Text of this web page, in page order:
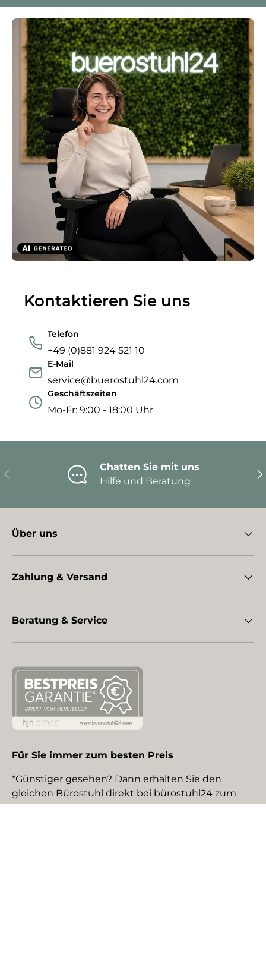
Kontaktieren Sie uns
Telefon
+49 (0)881 924 521 10
E-Mail
service@buerostuhl24.com
Geschäftszeiten
Mo-Fr: 9:00 - 18:00 Uhr
Vorherige
Chatten Sie mit uns
Hilfe und Beratung
Über uns
Zahlung & Versand
Beratung & Service
Für Sie immer zum besten Preis
*Günstiger gesehen? Dann erhalten Sie den
gleichen Bürostuhl direkt bei bürostuhl24 zum
identischen Preis. Gilt für identische Neuware bei